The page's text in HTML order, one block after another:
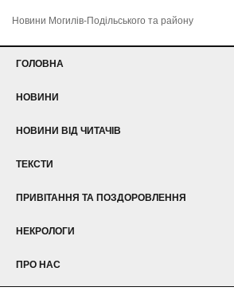
Новини Могилів-Подільського та району
ГОЛОВНА
НОВИНИ
НОВИНИ ВІД ЧИТАЧІВ
ТЕКСТИ
ПРИВІТАННЯ ТА ПОЗДОРОВЛЕННЯ
НЕКРОЛОГИ
ПРО НАС